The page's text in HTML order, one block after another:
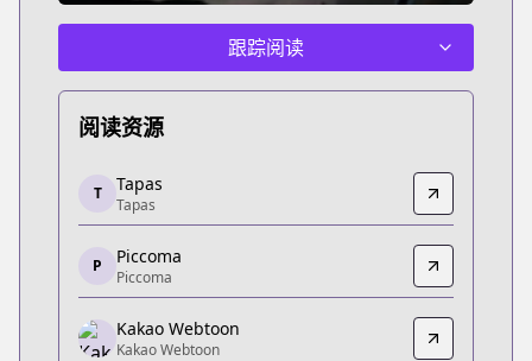
跟踪阅读
阅读资源
Tapas
Tapas
https://tapas.io/series/pick-me-up/info
Piccoma
Piccoma
https://piccoma.com/web/product/121552
Kakao Webtoon
T Tapas
Tapas
P Piccoma
Piccoma
Kakao Webtoon
Kakao Webtoon